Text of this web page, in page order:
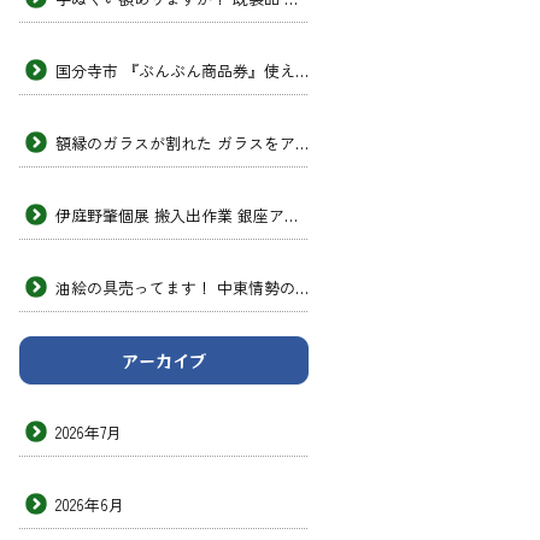
国分寺市 『ぶんぶん商品券』使えます！ 次男画坊
額縁のガラスが割れた ガラスをアクリルガラスに交換したい 透明のプラスチック 板みたいなヤツ 東京の額縁店
伊庭野肇個展 搬入出作業 銀座アートホール 次男画坊
油絵の具売ってます！ 中東情勢の影響 洋画材料専門店 次男画坊
アーカイブ
2026年7月
2026年6月